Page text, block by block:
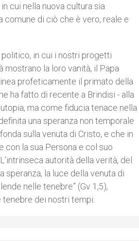
cui nella nuova cultura sia
comune di ciò che è vero, reale e
in cui i nostri progetti
mostrano la loro vanità, il Papa
profeticamente il primato della
ha fatto di recente a Brindisi - alla
ma come fiducia tenace nella
una speranza non temporale
sulla venuta di Cristo, e che in
con la sua Persona e col suo
autorità della verità, del
speranza, la luce della venuta di
nelle tenebre” (Gv 1,5),
dei nostri tempi.